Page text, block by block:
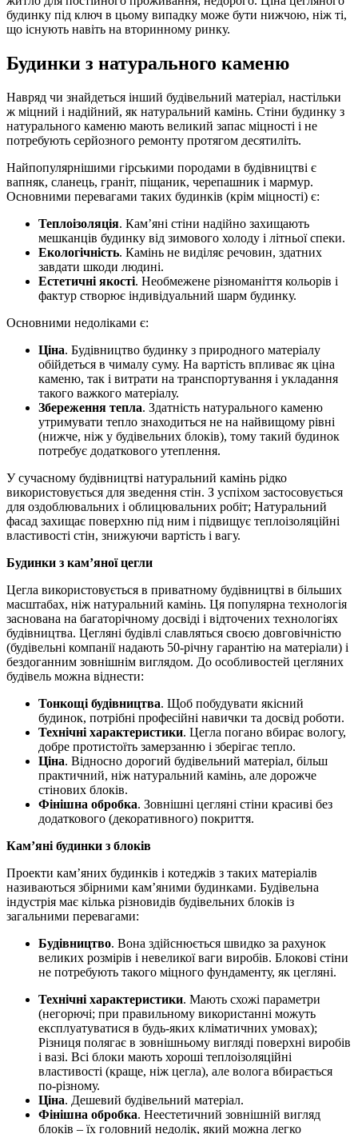
будинку під ключ в цьому випадку може бути нижчою, ніж ті,
що існують навіть на вторинному ринку.
Будинки з натурального каменю
Навряд чи знайдеться інший будівельний матеріал, настільки
ж міцний і надійний, як натуральний камінь. Стіни будинку з
натурального каменю мають великий запас міцності і не
потребують серйозного ремонту протягом десятиліть.
Найпопулярнішими гірськими породами в будівництві є
вапняк, сланець, граніт, піщаник, черепашник і мармур.
Основними перевагами таких будинків (крім міцності) є:
Теплоізоляція. Кам’яні стіни надійно захищають
мешканців будинку від зимового холоду і літньої спеки.
Екологічність. Камінь не виділяє речовин, здатних
завдати шкоди людині.
Естетичні якості. Необмежене різноманіття кольорів і
фактур створює індивідуальний шарм будинку.
Основними недоліками є:
Ціна. Будівництво будинку з природного матеріалу
обійдеться в чималу суму. На вартість впливає як ціна
каменю, так і витрати на транспортування і укладання
такого важкого матеріалу.
Збереження тепла. Здатність натурального каменю
утримувати тепло знаходиться не на найвищому рівні
(нижче, ніж у будівельних блоків), тому такий будинок
потребує додаткового утеплення.
У сучасному будівництві натуральний камінь рідко
використовується для зведення стін. З успіхом застосовується
для оздоблювальних і облицювальних робіт; Натуральний
фасад захищає поверхню під ним і підвищує теплоізоляційні
властивості стін, знижуючи вартість і вагу.
Будинки з кам’яної цегли
Цегла використовується в приватному будівництві в більших
масштабах, ніж натуральний камінь. Ця популярна технологія
заснована на багаторічному досвіді і відточених технологіях
будівництва. Цегляні будівлі славляться своєю довговічністю
(будівельні компанії надають 50-річну гарантію на матеріали) і
бездоганним зовнішнім виглядом. До особливостей цегляних
будівель можна віднести:
Тонкощі будівництва. Щоб побудувати якісний
будинок, потрібні професійні навички та досвід роботи.
Технічні характеристики. Цегла погано вбирає вологу,
добре протистоїть замерзанню і зберігає тепло.
Ціна. Відносно дорогий будівельний матеріал, більш
практичний, ніж натуральний камінь, але дорожче
стінових блоків.
Фінішна обробка. Зовнішні цегляні стіни красиві без
додаткового (декоративного) покриття.
Кам’яні будинки з блоків
Проекти кам’яних будинків і котеджів з таких матеріалів
називаються збірними кам’яними будинками. Будівельна
індустрія має кілька різновидів будівельних блоків із
загальними перевагами:
Будівництво. Вона здійснюється швидко за рахунок
великих розмірів і невеликої ваги виробів. Блокові стіни
не потребують такого міцного фундаменту, як цегляні.
Технічні характеристики. Мають схожі параметри
(негорючі; при правильному використанні можуть
експлуатуватися в будь-яких кліматичних умовах);
Різниця полягає в зовнішньому вигляді поверхні виробів
і вазі. Всі блоки мають хороші теплоізоляційні
властивості (краще, ніж цегла), але волога вбирається
по-різному.
Ціна. Дешевий будівельний матеріал.
Фінішна обробка. Неестетичний зовнішній вигляд
блоків – їх головний недолік, який можна легко